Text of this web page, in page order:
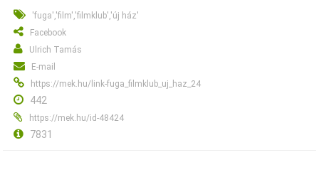
'fuga','film','filmklub','új ház'
Facebook
Ulrich Tamás
E-mail
https://mek.hu/link-fuga_filmklub_uj_haz_24
442
https://mek.hu/id-48424
7831